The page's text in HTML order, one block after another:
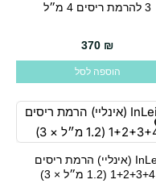
3 להרמת ריסים 4 מ״ל
370 ₪
הוספה לסל
InLei (אינליי) הרמת ריסים
1+2+3+4 (1.2 מ״ל × 3)